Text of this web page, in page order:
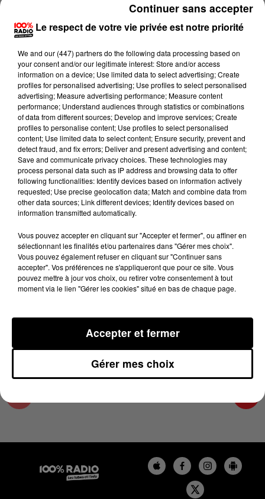
Lecture (4 min 36 sec)
100%
100% Radio l'agenda de l'Hérault
17 décembre 2023 - 4 min 36 sec
L'AGENDA DE L'HÉRAULT DU 17/12/2023 À
09H40
L'AGENDA DE L'HERAULT
Le respect de votre vie privée est notre priorité
We and our (447) partnersdo the following data processing based on
your consent and/or our legitimate interest: Store and/or access
information on a device; Use limited data to select advertising; Create
profiles for personalised advertising; Use profiles to select personalised
advertising; Measure advertising performance; Measure content
performance; Understand audiences through statistics or combinations
of data from different sources; Develop and improve services; Create
profiles to personalise content; Use profiles to select personalised
content; Use limited data to select content; Ensure security, prevent and
detect fraud, and fix errors; Deliver and present advertising and content;
Save and communicate privacy choices. These technologies may
process personal data such as IP address and browsing data to offer
following functionalities: Identify devices based on information actively
requested; Use precise geolocation data; Match and combine data from
other data sources; Link different devices; Identify devices based on
information transmitted automatically.
Vous pouvez accepter en cliquant sur "Accepter et fermer", ou affiner en
sélectionnant les finalités et/ou partenaires dans "Gérer mes choix".
Vous pouvez également refuser en cliquant sur "Continuer sans
accepter". Vos préférences ne s'appliqueront que pour ce site. Vous
pouvez mettre à jour vos choix, ou retirer votre consentement à tout
moment via le lien "Gérer les cookies" situé en bas de chaque page.
Gérer mes choix
Accepter et fermer
Continuer sans accepter